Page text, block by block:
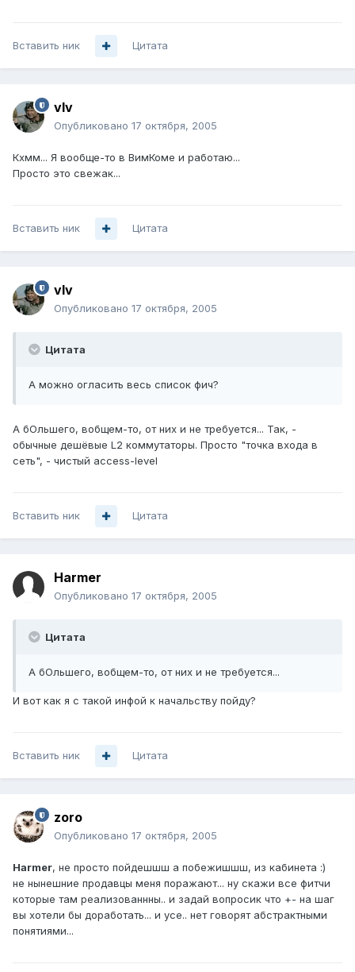
Вставить ник Цитата
vIv
Опубликовано 17 октября, 2005
Кхмм... Я вообще-то в ВимКоме и работаю...
Просто это свежак...
Вставить ник Цитата
vIv
Опубликовано 17 октября, 2005
Цитата
А можно огласить весь список фич?
А бОльшего, вобщем-то, от них и не требуется... Так, -
обычные дешёвые L2 коммутаторы. Просто "точка входа в
сеть", - чистый access-level
Вставить ник Цитата
Harmer
Опубликовано 17 октября, 2005
Цитата
А бОльшего, вобщем-то, от них и не требуется...
И вот как я с такой инфой к начальству пойду?
Вставить ник Цитата
zoro
Опубликовано 17 октября, 2005
Harmer, не просто пойдешшш а побежишшш, из кабинета :)
не нынешние продавцы меня поражают... ну скажи все фитчи
которые там реализованнны.. и задай вопросик что +- на шаг
вы хотели бы доработать... и усе.. нет говорят абстрактными
понятиями...